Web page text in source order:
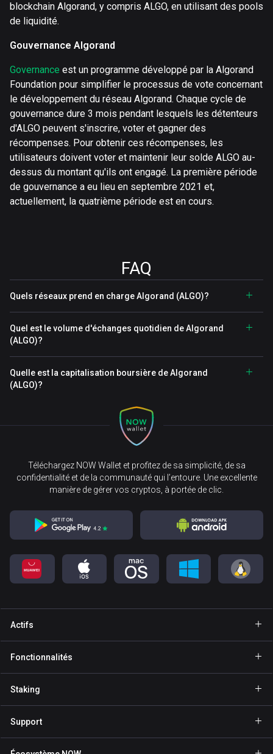
blockchain Algorand, y compris ALGO, en utilisant des pools
de liquidité.
Gouvernance Algorand
Governance est un programme développé par la Algorand
Foundation pour simplifier le processus de vote concernant
le développement du réseau Algorand. Chaque cycle de
gouvernance dure 3 mois pendant lesquels les détenteurs
d'ALGO peuvent s'inscrire, voter et gagner des
récompenses. Pour obtenir ces récompenses, les
utilisateurs doivent voter et maintenir leur solde ALGO au-
dessus du montant qu'ils ont engagé. La première période
de gouvernance a eu lieu en septembre 2021 et,
actuellement, la quatrième période est en cours.
FAQ
Quels réseaux prend en charge Algorand (ALGO)?
Quel est le volume d'échanges quotidien de Algorand
(ALGO)?
Quelle est la capitalisation boursière de Algorand
(ALGO)?
Téléchargez NOW Wallet et profitez de sa simplicité, de sa
confidentialité et de la communauté qui l’entoure. Une excellente
manière de gérer vos cryptos, à portée de clic.
Actifs
Portefeuille Binance Coin
Fonctionnalités
Envoi privé
Staking
Support